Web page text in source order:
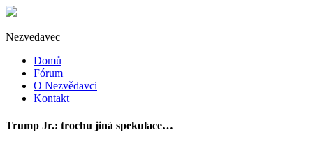
Nezvedavec
Domů
Fórum
O Nezvědavci
Kontakt
Trump Jr.: trochu jiná spekulace…